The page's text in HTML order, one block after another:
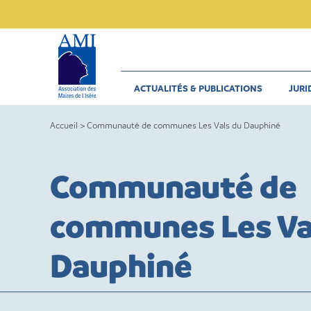
ACTUALITÉS & PUBLICATIONS
Accueil >Communauté de communes Les Vals du Dauphiné
Communauté de
communes Les
Dauphiné